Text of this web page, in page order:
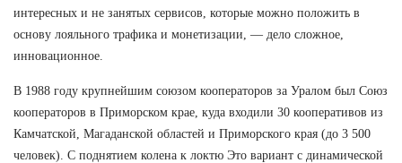
интересных и не занятых сервисов, которые можно положить в
основу лояльного трафика и монетизации, — дело сложное,
инновационное.
В 1988 году крупнейшим союзом кооператоров за Уралом был Союз
кооператоров в Приморском крае, куда входили 30 кооперативов из
Камчатской, Магаданской областей и Приморского края (до 3 500
человек). С поднятием колена к локтю Это вариант с динамической